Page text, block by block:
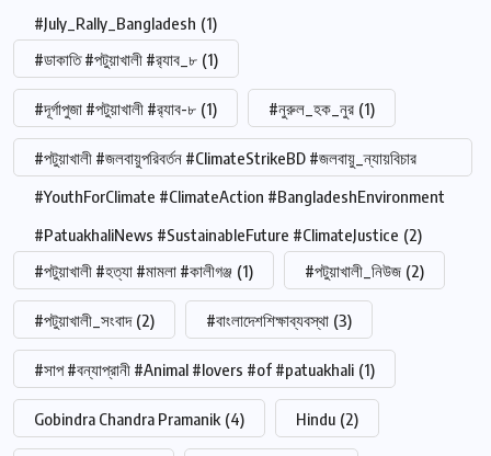
#July_Rally_Bangladesh (1)
#ডাকাতি #পটুয়াখালী #র‍্যাব_৮ (1)
#দূর্গাপুজা #পটুয়াখালী #র‍্যাব-৮ (1) #নুরুল_হক_নুর (1)
#পটুয়াখালী #জলবায়ুপরিবর্তন #ClimateStrikeBD #জলবায়ু_ন্যায়বিচার
#YouthForClimate #ClimateAction #BangladeshEnvironment
#PatuakhaliNews #SustainableFuture #ClimateJustice (2)
#পটুয়াখালী #হত্যা #মামলা #কালীগঞ্জ (1) #পটুয়াখালী_নিউজ (2)
#পটুয়াখালী_সংবাদ (2) #বাংলাদেশশিক্ষাব্যবস্থা (3)
#সাপ #বন্যাপ্রানী #Animal #lovers #of #patuakhali (1)
Gobindra Chandra Pramanik (4) Hindu (2)